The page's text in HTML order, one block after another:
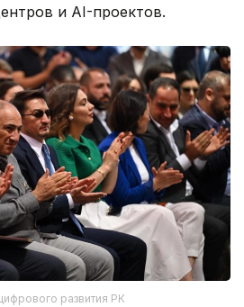
и AI-проектов.
развития РК